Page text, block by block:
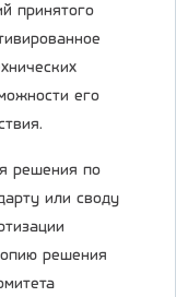
принятого
его
решения по
или своду
решения